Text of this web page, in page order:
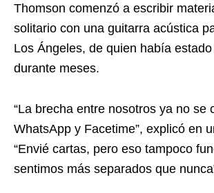
Thomson comenzó a escribir
solitario con una guitarra acústica
Los Ángeles, de quien había
durante meses.
“La brecha entre nosotros ya no se
WhatsApp y Facetime”, explicó en
“Envié cartas, pero eso tampoco
sentimos más separados que